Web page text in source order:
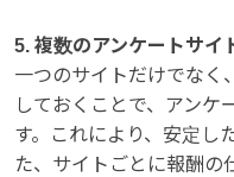
5. 複数のアンケートサイ
一つのサイトだけでなく
しておくことで、アンケ
す。これにより、安定し
た、サイトごとに報酬の